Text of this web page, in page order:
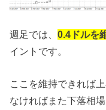
週足では、0.4ドルを
イントです。
ここを維持できれば
なければまた下落相